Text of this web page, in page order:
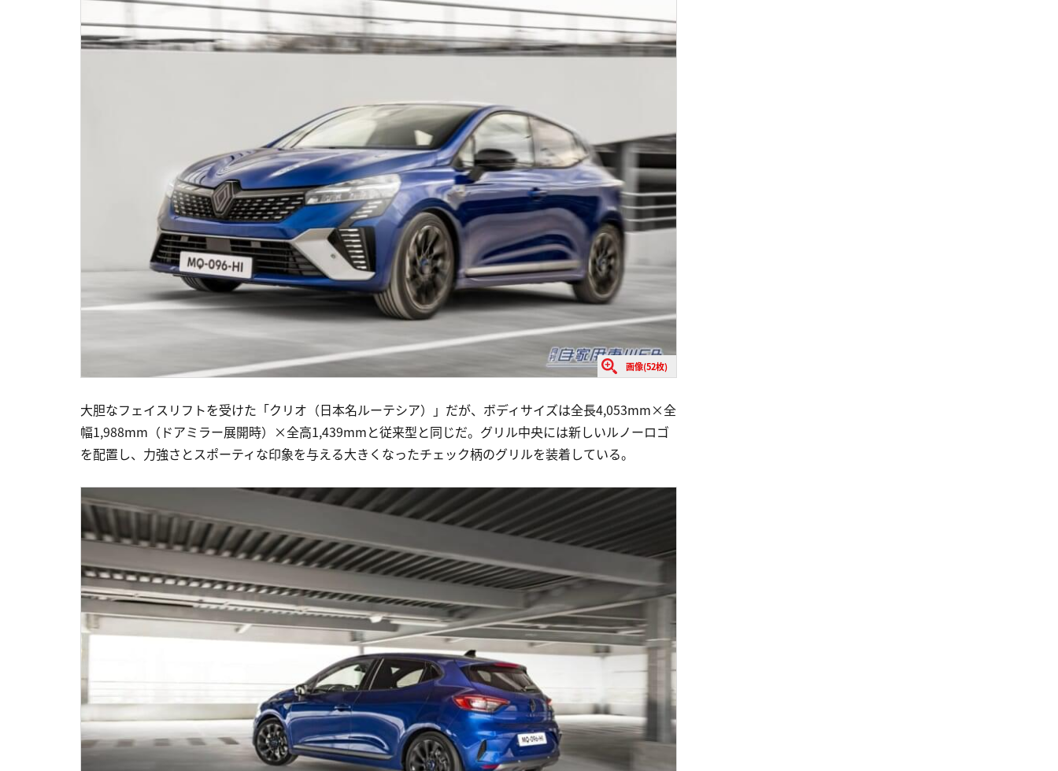
画像(52枚)
大胆なフェイスリフトを受けた「クリオ（日本名ルーテシア）」だが、ボディサイズは全長4,053mm×全
幅1,988mm（ドアミラー展開時）×全高1,439mmと従来型と同じだ。グリル中央には新しいルノーロゴ
を配置し、力強さとスポーティな印象を与える大きくなったチェック柄のグリルを装着している。